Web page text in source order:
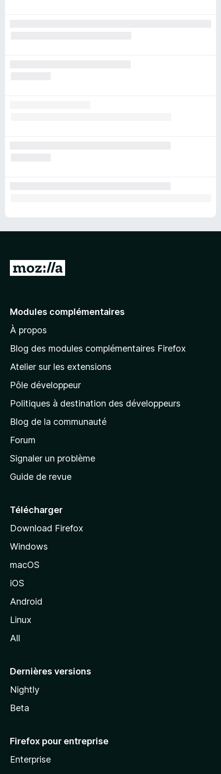
A
e
à
l
p
a
g
d
a
c
e
l
d
o
z
l
Modules complémentaires
À propos
Blog des modules complémentaires Firefox
Atelier sur les extensions
Pôle développeur
Politiques à destination des développeurs
Blog de la communauté
Forum
Signaler un problème
Guide de revue
Télécharger
Download Firefox
Windows
macOS
iOS
Android
Linux
All
Dernières versions
Nightly
Beta
Firefox pour entreprise
Enterprise